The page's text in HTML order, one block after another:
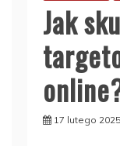
Jak
17 lutego 2025